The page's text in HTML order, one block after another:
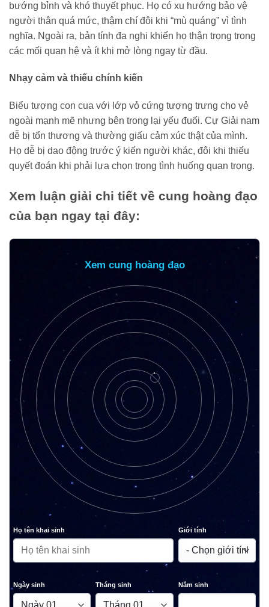
bướng bỉnh và khó thuyết phục. Họ có xu hướng bảo vệ
người thân quá mức, thậm chí đôi khi “mù quáng” vì tình
nghĩa. Ngoài ra, bản tính đa nghi khiến họ thận trọng trong
các mối quan hệ và ít khi mở lòng ngay từ đầu.
Nhạy cảm và thiếu chính kiến
Biểu tượng con cua với lớp vỏ cứng tượng trưng cho vẻ
ngoài mạnh mẽ nhưng bên trong lại yếu đuối. Cự Giải nam
dễ bị tổn thương và thường giấu cảm xúc thật của mình.
Họ dễ bị dao động trước ý kiến người khác, đôi khi thiếu
quyết đoán khi phải lựa chọn trong tình huống quan trọng.
Xem luận giải chi tiết về cung hoàng đạo
của bạn ngay tại đây:
Xem cung hoàng đạo
Họ tên khai sinh Giới tính
Ngày sinh Tháng sinh Năm sinh